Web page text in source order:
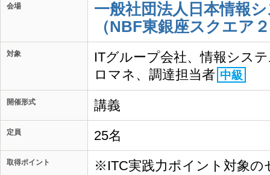
会場
一般社団法人日本情報
（NBF東銀座スクエア
対象
ITグループ会社、情報シス
ロマネ、調達担当者 中級
開催形式 講義
定員 25名
取得ポイント
※ITC実践力ポイント対象の